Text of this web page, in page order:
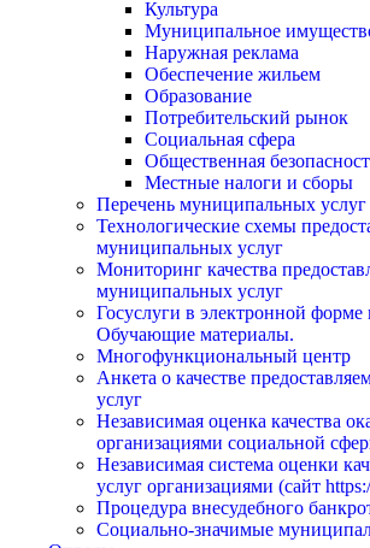
Культура
Муниципальное
Наружная реклама
Обеспечение жильем
Образование
Потребительский рынок
Социальная сфера
Общественная
Местные налоги и сборы
Перечень муниципальных услуг
Технологические схемы
муниципальных услуг
Мониторинг качества
муниципальных услуг
Госуслуги в электронной
Обучающие материалы.
Многофункциональный центр
Анкета о качестве
услуг
Независимая оценка качества
организациями социальной
Независимая система оценки
услуг организациями (сайт
Процедура внесудебного
Социально-значимые